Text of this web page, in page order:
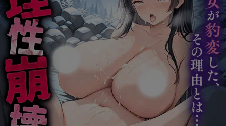
モンスト抽選会の炎上理由は？謝罪と再実施の
経緯をわかりやすく解説
フェルメール展のtabiwa先行チケット待ち？ア
クセスできなくても買える？
FIFAワールドカップ2026はどこで見れる？配
信は無料で見れる？